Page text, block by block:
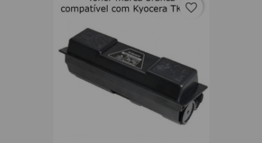
favorite_border